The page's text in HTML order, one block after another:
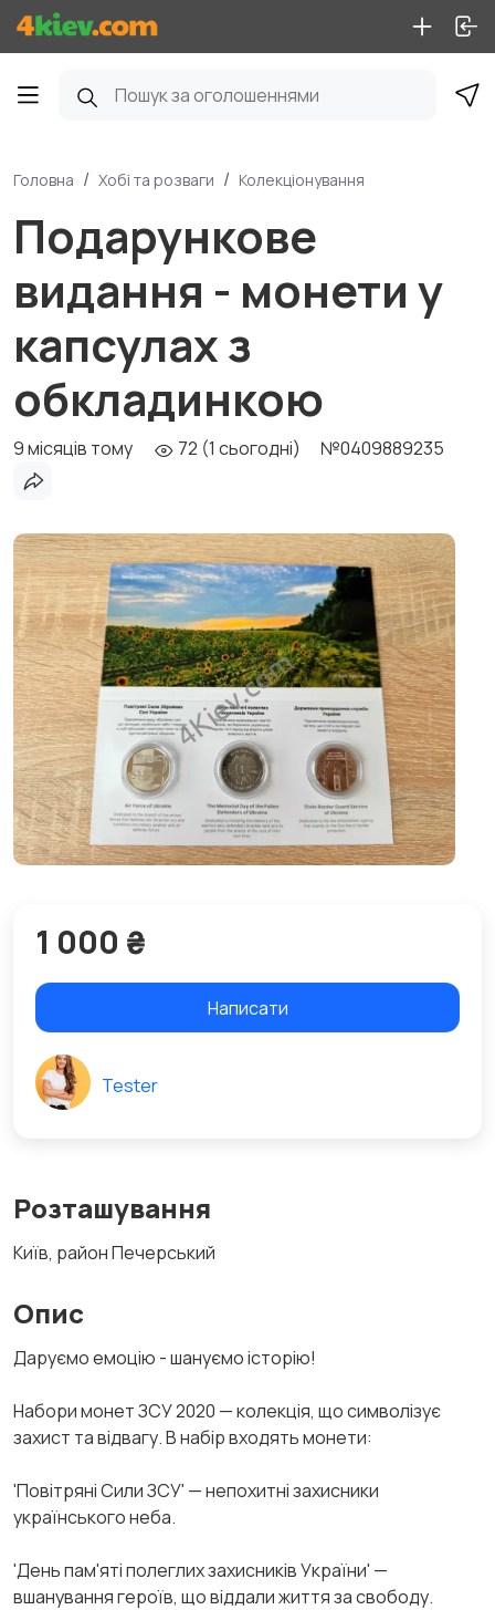
Головна Хобі та розваги Колекціонування
Подарункове
видання - монети у
капсулах з
обкладинкою
9 місяців тому 72 (1 сьогодні) №0409889235
Розташування
Київ, район Печерський
Опис
Даруємо емоцію - шануємо історію!
Набори монет ЗСУ 2020 — колекція, що символізує
захист та відвагу. В набір входять монети:
'Повітряні Сили ЗСУ' — непохитні захисники
українського неба.
'День пам'яті полеглих захисників України' —
вшанування героїв, що віддали життя за свободу.
1 000 ₴
Написати
Tester